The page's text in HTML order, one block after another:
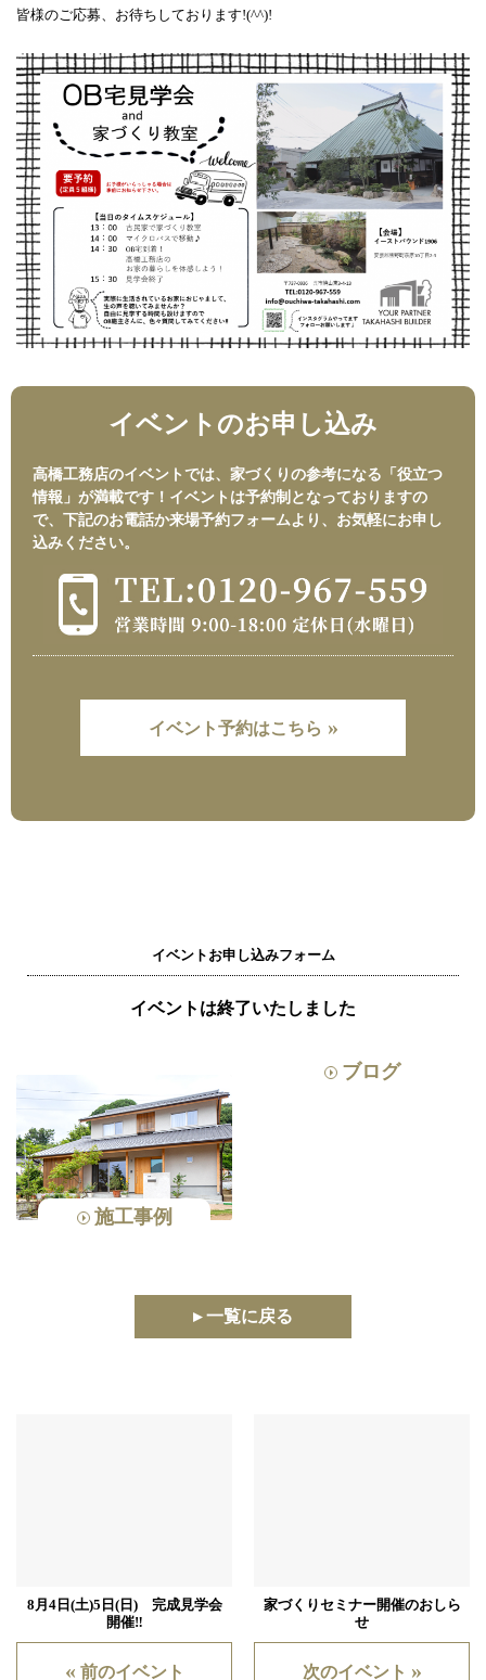
皆様のご応募、お待ちしております!(^^)!
イベントのお申し込み
高橋工務店のイベントでは、家づくりの参考になる「役立つ
情報」が満載です！イベントは予約制となっておりますの
で、下記のお電話か来場予約フォームより、お気軽にお申し
込みください。
イベント予約はこちら »
イベントお申し込みフォーム
イベントは終了いたしました
施工事例
ブログ
▸ 一覧に戻る
8月4日(土)5日(日) 完成見学会
開催‼
« 前のイベント
家づくりセミナー開催のおしら
せ
次のイベント »